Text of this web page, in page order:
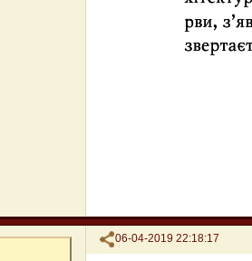
Поделиться
06-04-2019 22:18:17